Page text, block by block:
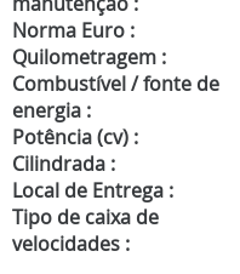
Norma Euro :
Quilometragem :
Combustível / fonte de
energia :
Potência (cv) :
Cilindrada :
Local de Entrega :
Tipo de caixa de
velocidades :